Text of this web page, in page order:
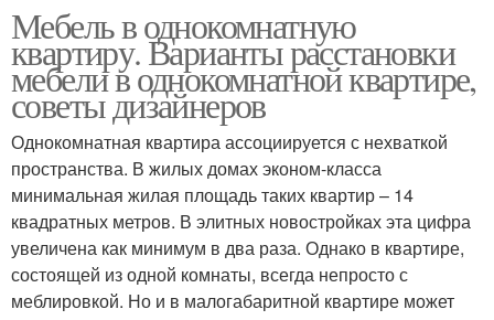
Мебель в однокомнатную
квартиру. Варианты расстановки
мебели в однокомнатной квартире,
советы дизайнеров
Однокомнатная квартира ассоциируется с нехваткой
пространства. В жилых домах эконом-класса
минимальная жилая площадь таких квартир – 14
квадратных метров. В элитных новостройках эта цифра
увеличена как минимум в два раза. Однако в квартире,
состоящей из одной комнаты, всегда непросто с
меблировкой. Но и в малогабаритной квартире может